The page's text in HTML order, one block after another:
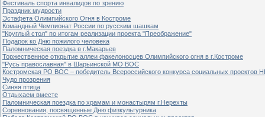
Фестиваль спорта инвалидов по зрению
Праздник мудрости
Эстафета Олимпийского Огня в Костроме
Командный Чемпионат России по русским шашкам
"Круглый стол" по итогам реализации проекта "Преображение"
Подарок ко Дню пожилого человека
Паломническая поездка в г.Макарьев
Торжественное открытие аллеи факелоносцев Олимпийского огня в г.Костроме
"Русь православная" в Шарьинской МО ВОС
Костромская РО ВОС – победитель Всероссийского конкурса социальных проектов
Чудо прозрения
Синяя птица
Отдыхаем вместе
Паломническая поездка по храмам и монастырям г.Нерехты
Соревнования, посвященные Дню физкультурника